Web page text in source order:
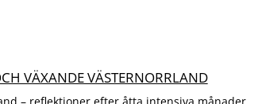
VÄXANDE VÄSTERNORRLAND
– reflektioner efter åtta intensiva månader